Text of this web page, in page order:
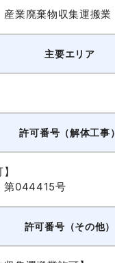
産業廃棄物収集運搬業
主要エリア
許可番号（解体工事）
第044415号
許可番号（その他）